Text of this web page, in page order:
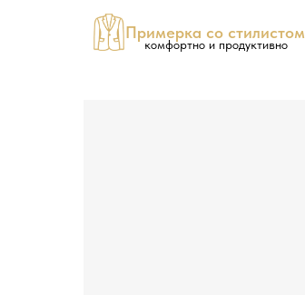
Примерка со стилистом
комфортно и продуктивно